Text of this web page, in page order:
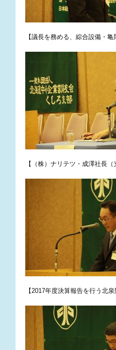
【議長を務める、綜合設備・
【（株）ナリテツ・成澤社長
【2017年度決算報告を行う北